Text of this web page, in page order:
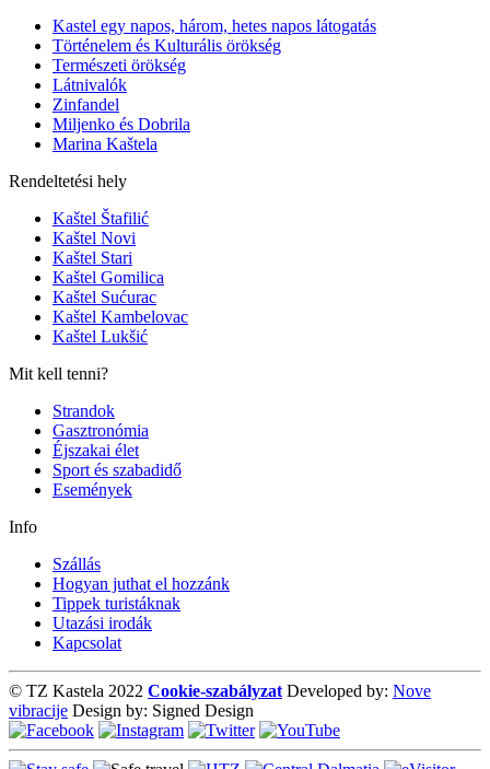
Kastel egy napos, három, hetes napos látogatás
Történelem és Kulturális örökség
Természeti örökség
Látnivalók
Zinfandel
Miljenko és Dobrila
Marina Kaštela
Rendeltetési hely
Kaštel Štafilić
Kaštel Novi
Kaštel Stari
Kaštel Gomilica
Kaštel Sućurac
Kaštel Kambelovac
Kaštel Lukšić
Mit kell tenni?
Strandok
Gasztronómia
Éjszakai élet
Sport és szabadidő
Események
Info
Szállás
Hogyan juthat el hozzánk
Tippek turistáknak
Utazási irodák
Kapcsolat
© TZ Kastela 2022 Cookie-szabályzat Developed by: Nove
vibracije Design by: Signed Design